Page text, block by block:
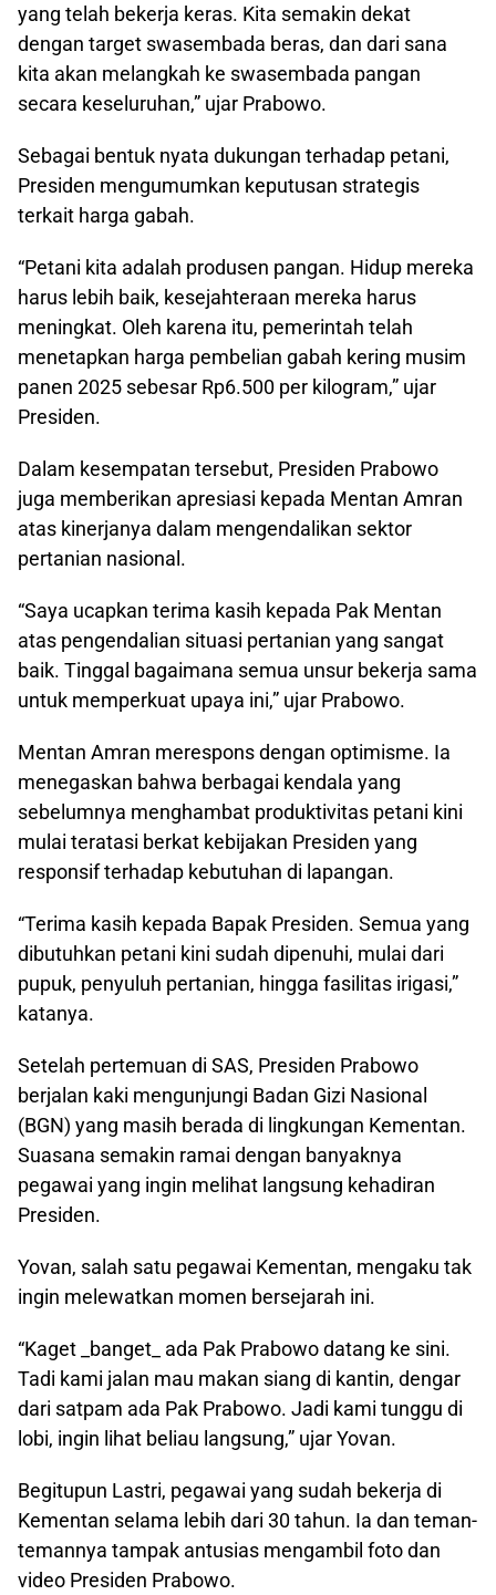
yang telah bekerja keras. Kita semakin dekat
dengan target swasembada beras, dan dari sana
kita akan melangkah ke swasembada pangan
secara keseluruhan,” ujar Prabowo.
Sebagai bentuk nyata dukungan terhadap petani,
Presiden mengumumkan keputusan strategis
terkait harga gabah.
“Petani kita adalah produsen pangan. Hidup mereka
harus lebih baik, kesejahteraan mereka harus
meningkat. Oleh karena itu, pemerintah telah
menetapkan harga pembelian gabah kering musim
panen 2025 sebesar Rp6.500 per kilogram,” ujar
Presiden.
Dalam kesempatan tersebut, Presiden Prabowo
juga memberikan apresiasi kepada Mentan Amran
atas kinerjanya dalam mengendalikan sektor
pertanian nasional.
“Saya ucapkan terima kasih kepada Pak Mentan
atas pengendalian situasi pertanian yang sangat
baik. Tinggal bagaimana semua unsur bekerja sama
untuk memperkuat upaya ini,” ujar Prabowo.
Mentan Amran merespons dengan optimisme. Ia
menegaskan bahwa berbagai kendala yang
sebelumnya menghambat produktivitas petani kini
mulai teratasi berkat kebijakan Presiden yang
responsif terhadap kebutuhan di lapangan.
“Terima kasih kepada Bapak Presiden. Semua yang
dibutuhkan petani kini sudah dipenuhi, mulai dari
pupuk, penyuluh pertanian, hingga fasilitas irigasi,”
katanya.
Setelah pertemuan di SAS, Presiden Prabowo
berjalan kaki mengunjungi Badan Gizi Nasional
(BGN) yang masih berada di lingkungan Kementan.
Suasana semakin ramai dengan banyaknya
pegawai yang ingin melihat langsung kehadiran
Presiden.
Yovan, salah satu pegawai Kementan, mengaku tak
ingin melewatkan momen bersejarah ini.
“Kaget _banget_ ada Pak Prabowo datang ke sini.
Tadi kami jalan mau makan siang di kantin, dengar
dari satpam ada Pak Prabowo. Jadi kami tunggu di
lobi, ingin lihat beliau langsung,” ujar Yovan.
Begitupun Lastri, pegawai yang sudah bekerja di
Kementan selama lebih dari 30 tahun. Ia dan teman-
temannya tampak antusias mengambil foto dan
video Presiden Prabowo.